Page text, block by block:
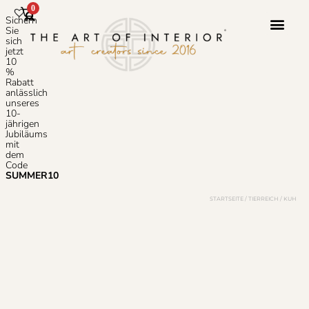
Sichern
Sie
sich
jetzt
10
%
Rabatt
anlässlich
unseres
10-
jährigen
Jubiläums
mit
dem
Code
SUMMER10
0
STARTSEITE / TIERREICH / KUH